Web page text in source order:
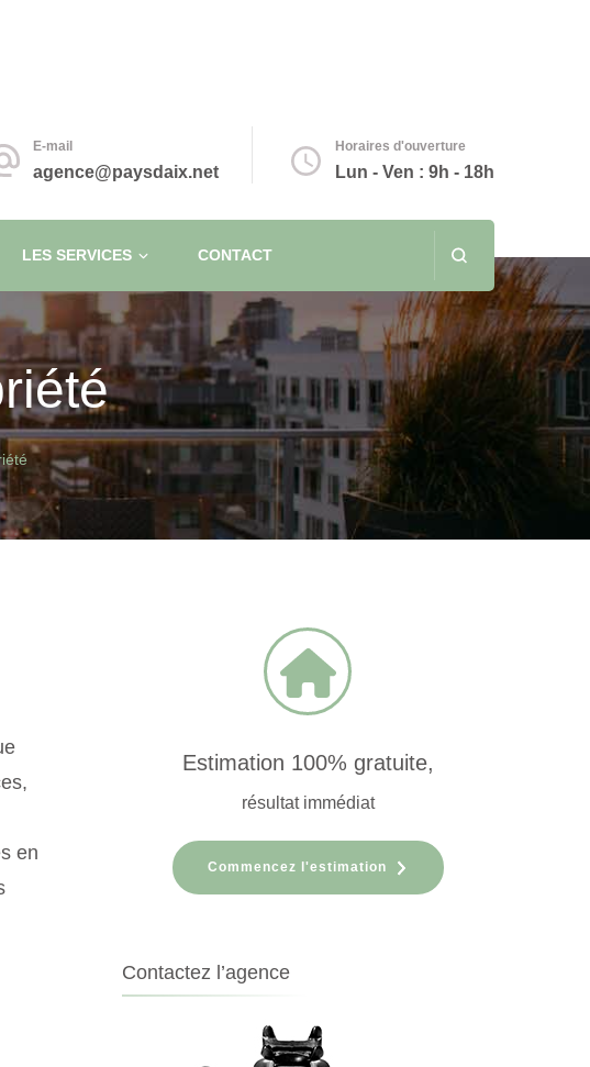
E-mail
agence@paysdaix.net
Horaires d'ouverture
Lun - Ven : 9h - 18h
LES SERVICES CONTACT
en
Estimation 100% gratuite,
résultat immédiat
Commencez l'estimation
Contactez l’agence